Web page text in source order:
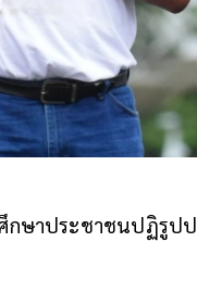
กษาประชาชนปฏิรูป